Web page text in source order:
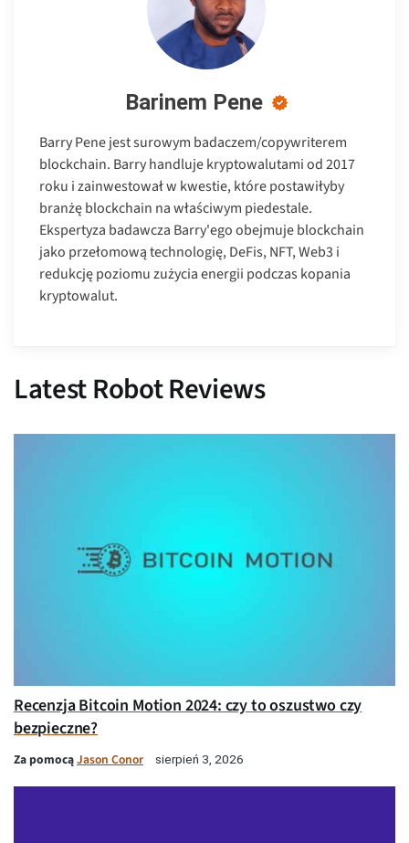
Barinem Pene
Barry Pene jest surowym badaczem/copywriterem
blockchain. Barry handluje kryptowalutami od 2017
roku i zainwestował w kwestie, które postawiłyby
branżę blockchain na właściwym piedestale.
Ekspertyza badawcza Barry'ego obejmuje blockchain
jako przełomową technologię, DeFis, NFT, Web3 i
redukcję poziomu zużycia energii podczas kopania
kryptowalut.
Latest Robot Reviews
Recenzja Bitcoin Motion 2024: czy to oszustwo czy
bezpieczne?
Za pomocąJason Conor sierpień 3, 2026